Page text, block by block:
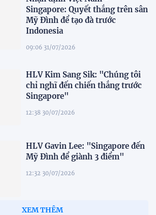
Singapore: Quyết thắng trên sân
Mỹ Đình để tạo đà trước
Indonesia
09:06 31/07/2026
HLV Kim Sang Sik: "Chúng tôi
chỉ nghĩ đến chiến thắng trước
Singapore"
12:38 30/07/2026
HLV Gavin Lee: "Singapore đến
Mỹ Đình để giành 3 điểm"
12:32 30/07/2026
XEM THÊM